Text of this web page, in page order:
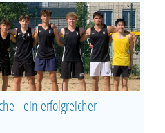
- ein erfolgreicher